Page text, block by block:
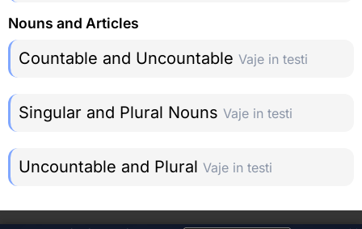
Nouns and Articles
Countable and Uncountable Vaje in testi
Singular and Plural Nouns Vaje in testi
Uncountable and Plural Vaje in testi